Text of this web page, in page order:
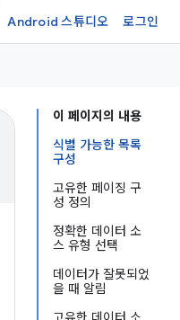
Android 스튜디오 로그인
이 페이지의 내용
식별 가능한 목록
구성
고유한 페이징 구
성 정의
정확한 데이터 소
스 유형 선택
데이터가 잘못되었
을 때 알림